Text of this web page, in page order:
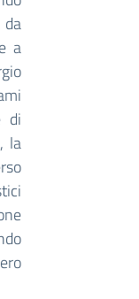
da
a
di
la